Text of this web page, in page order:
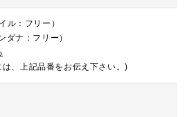
ル：フリー）
ナ：フリー）
、上記品番をお伝え下さい。)